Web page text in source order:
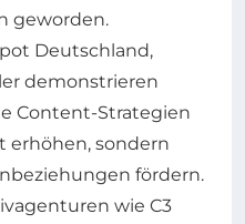
geworden.
Deutschland,
demonstrieren
Content-Strategien
erhöhen, sondern
fördern.
wie C3